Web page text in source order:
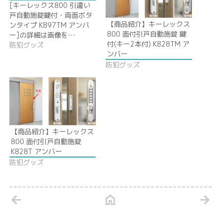
[キーレックス800 引違い
戸自動施錠鍵付・両面ボタ
ンタイプ K897TM アンバ
ー]の詳細は画像を…
防犯グッズ
【商品紹介】キーレックス
800 面付引戸自動施錠 鍵
付(キー2本付) K828TM ア
ンバー
防犯グッズ
【商品紹介】キーレックス
800 面付引戸自動施錠
K828T アンバー
防犯グッズ
arrow_back home arrow_forward